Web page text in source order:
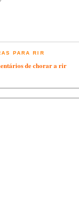
PARA RIR
de chorar a rir